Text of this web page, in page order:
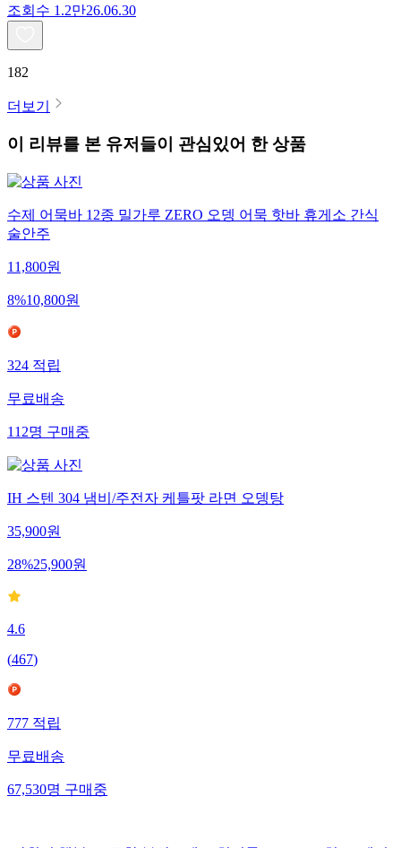
조회수 1.2만26.06.30
182
더보기
이 리뷰를 본 유저들이 관심있어 한 상품
수제 어묵바 12종 밀가루 ZERO 오뎅 어묵 핫바 휴게소 간식
술안주
11,800원
8%10,800원
324 적립
무료배송
112명 구매중
IH 스텐 304 냄비/주전자 케틀팟 라면 오뎅탕
35,900원
28%25,900원
4.6
(467)
777 적립
무료배송
67,530명 구매중